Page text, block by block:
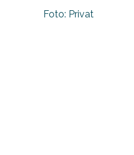
Foto: Privat